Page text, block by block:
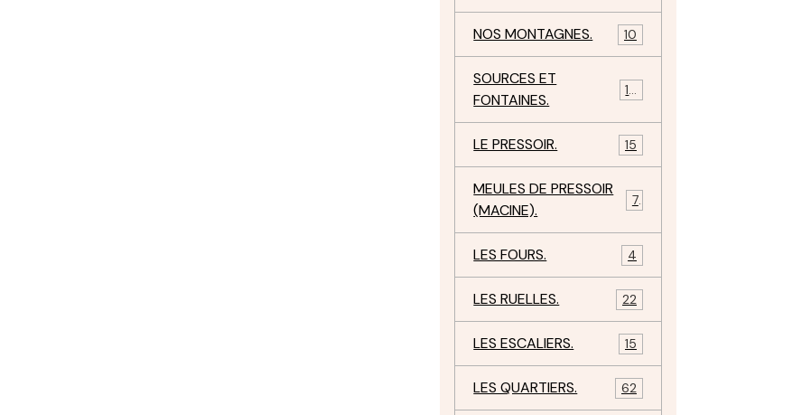
NOS MONTAGNES. 10
SOURCES ET
FONTAINES.
10
LE PRESSOIR. 15
MEULES DE PRESSOIR
(MACINE).
7
LES FOURS. 4
LES RUELLES. 22
LES ESCALIERS. 15
LES QUARTIERS. 62